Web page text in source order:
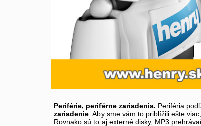
Periférie, periférne zariadenia. Periféria
zariadenie . Aby sme vám to priblížili ešte viac,
Rovnako sú to aj externé disky, MP3